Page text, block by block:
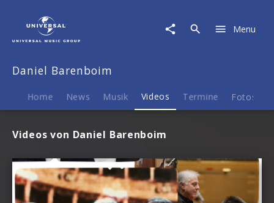
Barenboim
Videos
Menu
Daniel Barenboim
Home News Musik Videos Termine Fotos
Videos von Daniel Barenboim